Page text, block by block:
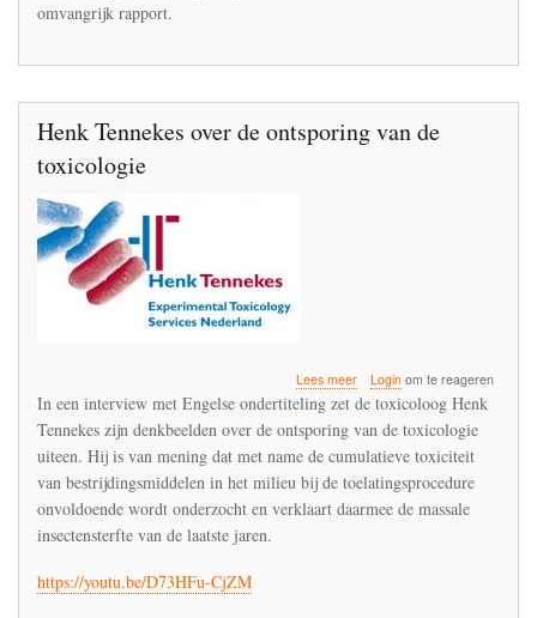
omvangrijk rapport.
Henk Tennekes over de ontsporing van de
toxicologie
Lees meerover
Henk
over
de
ontsporing
de
Loginom te reageren
In een interview met Engelse ondertiteling zet de toxicoloog Henk
Tennekes zijn denkbeelden over de ontsporing van de toxicologie
uiteen. Hij is van mening dat met name de cumulatieve toxiciteit
van bestrijdingsmiddelen in het milieu bij de toelatingsprocedure
onvoldoende wordt onderzocht en verklaart daarmee de massale
insectensterfte van de laatste jaren.
https://youtu.be/D73HFu-CjZM